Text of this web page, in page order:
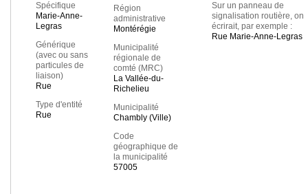
Spécifique
Marie-Anne-
Legras
Générique
(avec ou sans
particules de
liaison)
Rue
Type d'entité
Rue
Région
administrative
Montérégie
Municipalité
régionale de
comté (MRC)
La Vallée-du-
Richelieu
Municipalité
Chambly (Ville)
Code
géographique de
la municipalité
57005
Sur un panneau de
signalisation routière, on
écrirait, par exemple :
Rue Marie-Anne-Legras